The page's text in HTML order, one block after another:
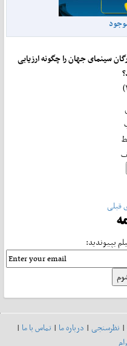
سینمای جهان را چگونه ارزیابی
بپیوندید:
نظرسنجی| درباره ما| تماس با ما|